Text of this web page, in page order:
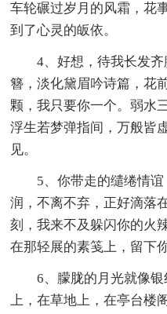
车轮碾过岁月的风霜，花
到了心灵的皈依。
4、好想，待我长发
簪，淡化黛眉吟诗篇，花
颗，我只要你一个。弱水
浮生若梦弹指间，万般皆
见。
5、你带走的缱绻情
润，不离不弃，正好滴落
刻，我来不及躲闪你的火
在那轻展的素笺上，留下
6、朦胧的月光就像
上，在草地上，在亭台楼